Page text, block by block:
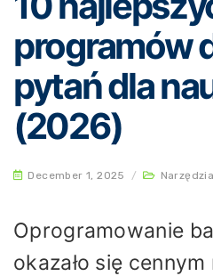
programów
pytań dla
(2026)
December 1, 2025 /
Oprogramowanie
okazało się